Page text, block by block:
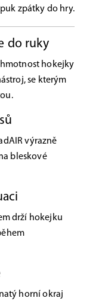
zpátky do hry.
do ruky
hmotnost hokejky
se kterým
výrazně
bleskové
drží hokejku
horní okraj